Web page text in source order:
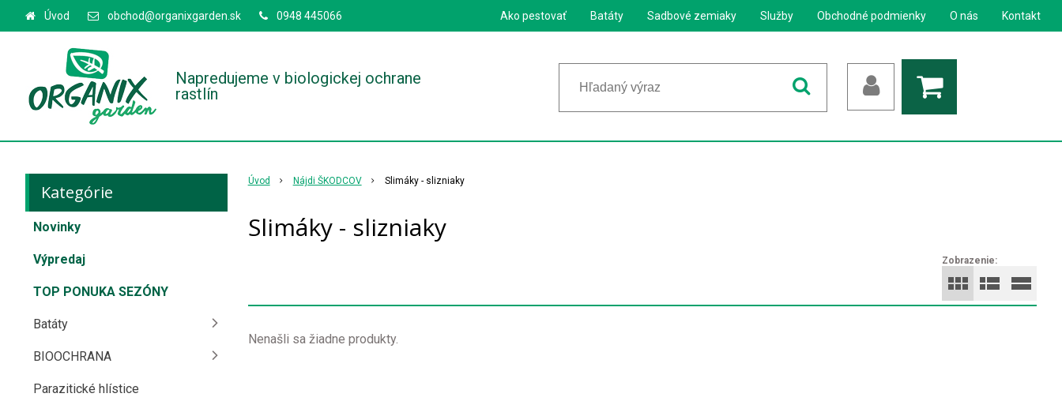
Napredujeme v biologickej ochrane
rastlín
Úvod obchod@organixgarden.sk 0948 445066 Ako pestovať Batáty Sadbové zemiaky Služby Obchodné podmienky O nás Kontakt
Úvod Nájdi ŠKODCOV Slimáky - slizniaky
Slimáky - slizniaky
Zobrazenie:
Nenašli sa žiadne produkty.
Kategórie
Novinky
Výpredaj
TOP PONUKA SEZÓNY
Batáty
BIOOCHRANA
Parazitické hlístice